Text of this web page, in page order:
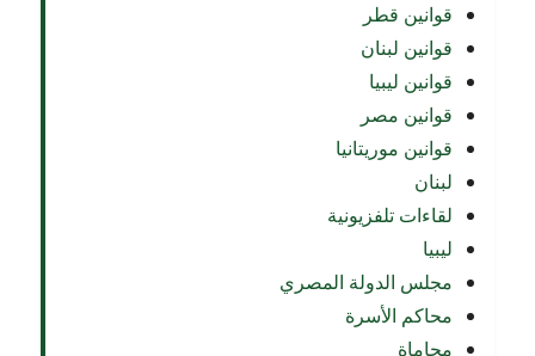
قوانين قطر
قوانين لبنان
قوانين ليبيا
قوانين مصر
قوانين موريتانيا
لبنان
لقاءات تلفزيونية
ليبيا
مجلس الدولة المصري
محاكم الأسرة
محاماة